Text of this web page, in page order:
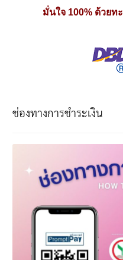
มั่นใจ 100% ด้วยท
ช่องทางการชำระเงิน